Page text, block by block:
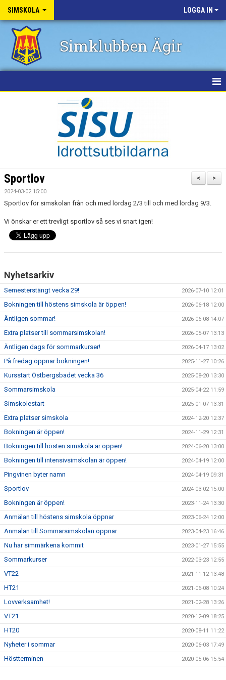
SIMSKOLA LOGGA IN
Simklubben Ägir
KURSPERIODER
KONTAKT
>
<
Sportlov
2024-03-02 15:00
Sportlov för simskolan från och med lördag 2/3 till och med lördag 9/3.
Vi önskar er ett trevligt sportlov så ses vi snart igen!
Nyhetsarkiv
Semesterstängt vecka 29! 2026-07-10 12:01
Bokningen till höstens simskola är öppen! 2026-06-18 12:00
Äntligen sommar! 2026-06-08 14:07
Extra platser till sommarsimskolan! 2026-05-07 13:13
Äntligen dags för sommarkurser! 2026-04-17 13:02
På fredag öppnar bokningen! 2025-11-27 10:26
Kursstart Östbergsbadet vecka 36 2025-08-20 13:30
Sommarsimskola 2025-04-22 11:59
Simskolestart 2025-01-07 13:31
Extra platser simskola 2024-12-20 12:37
Bokningen är öppen! 2024-11-29 12:31
Bokningen till hösten simskola är öppen! 2024-06-20 13:00
Bokningen till intensivsimskolan är öppen! 2024-04-19 12:00
Pingvinen byter namn 2024-04-19 09:31
Sportlov 2024-03-02 15:00
Bokningen är öppen! 2023-11-24 13:30
Anmälan till höstens simskola öppnar 2023-06-24 12:00
Anmälan till Sommarsimskolan öppnar 2023-04-23 16:46
Nu har simmärkena kommit 2023-01-27 15:55
Sommarkurser 2022-03-23 12:55
VT22 2021-11-12 13:48
HT21 2021-06-08 10:24
Lovverksamhet! 2021-02-28 13:26
VT21 2020-12-09 18:25
HT20 2020-08-11 11:22
Nyheter i sommar 2020-06-03 17:49
Höstterminen 2020-05-06 15:54